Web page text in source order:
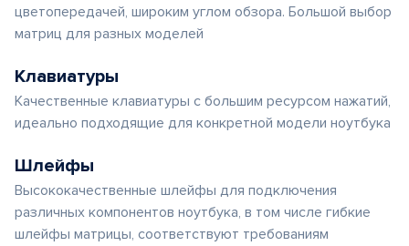
цветопередачей, широким углом обзора. Большой выбор
матриц для разных моделей
Клавиатуры
Качественные клавиатуры с большим ресурсом нажатий,
идеально подходящие для конкретной модели ноутбука
Шлейфы
Высококачественные шлейфы для подключения
различных компонентов ноутбука, в том числе гибкие
шлейфы матрицы, соответствуют требованиям